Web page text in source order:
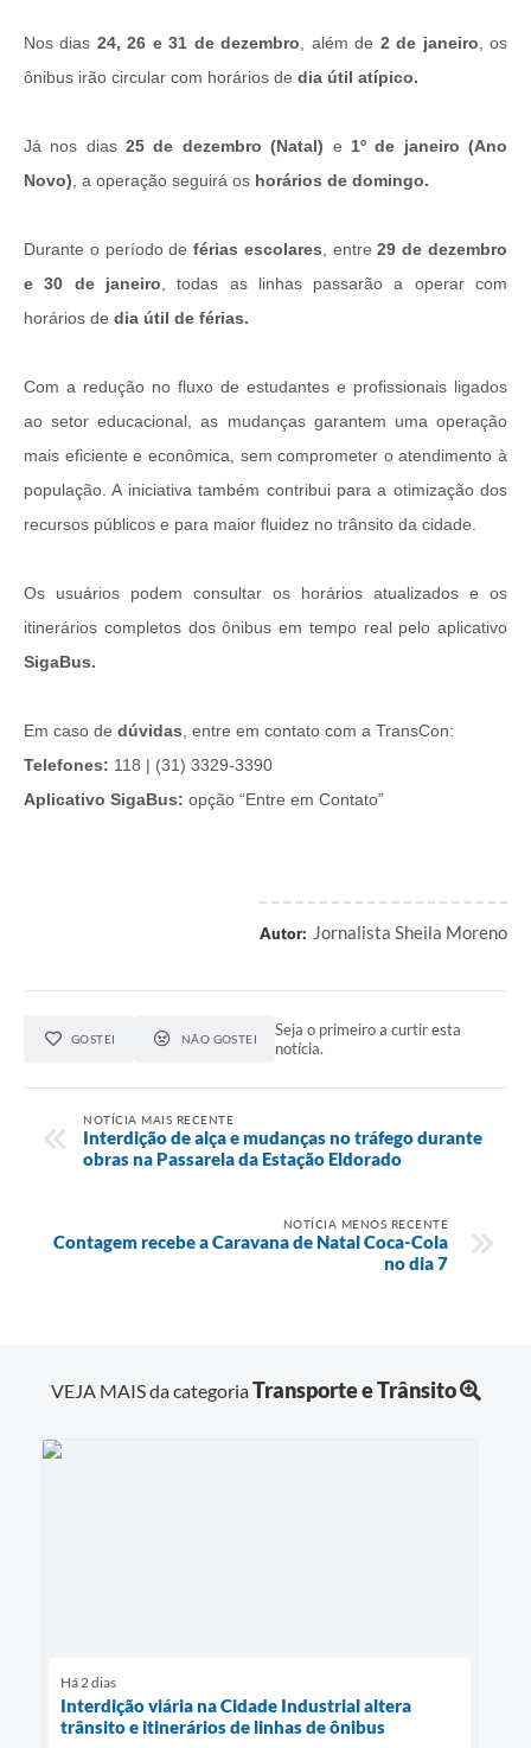
Nos dias 24, 26 e 31 de dezembro , além de 2 de janeiro , os
ônibus irão circular com horários de dia útil atípico.
Já nos dias25 de dezembro (Natal) e 1º de janeiro (Ano
Novo) , a operação seguirá os horários de domingo.
Durante o período deférias escolares , entre29 de dezembro
e 30 de janeiro , todas as linhas passarão a operar com
horários de dia útil de férias.
Com a redução no fluxo de estudantes e profissionais ligados
ao setor educacional, as mudanças garantem uma operação
mais eficiente e econômica, sem comprometer o atendimento à
população. A iniciativa também contribui para a otimização dos
recursos públicos e para maior fluidez no trânsito da cidade.
Os usuários podem consultar os horários atualizados e os
itinerários completos dos ônibus em tempo real pelo aplicativo
SigaBus.
Em caso de dúvidas , entre em contato com a TransCon:
Telefones: 118 | (31) 3329-3390
Aplicativo SigaBus: opção “Entre em Contato”
Autor: Jornalista Sheila Moreno
GOSTEI NÃO GOSTEI
Seja o primeiro a curtir esta
notícia.
NOTÍCIA MAIS RECENTE
Interdição de alça e mudanças no tráfego durante
obras na Passarela da Estação Eldorado
NOTÍCIA MENOS RECENTE
Contagem recebe a Caravana de Natal Coca-Cola
no dia 7
VEJA MAIS da categoriaTransporte e Trânsito
Há 2 dias
Interdição viária na Cidade Industrial altera
trânsito e itinerários de linhas de ônibus